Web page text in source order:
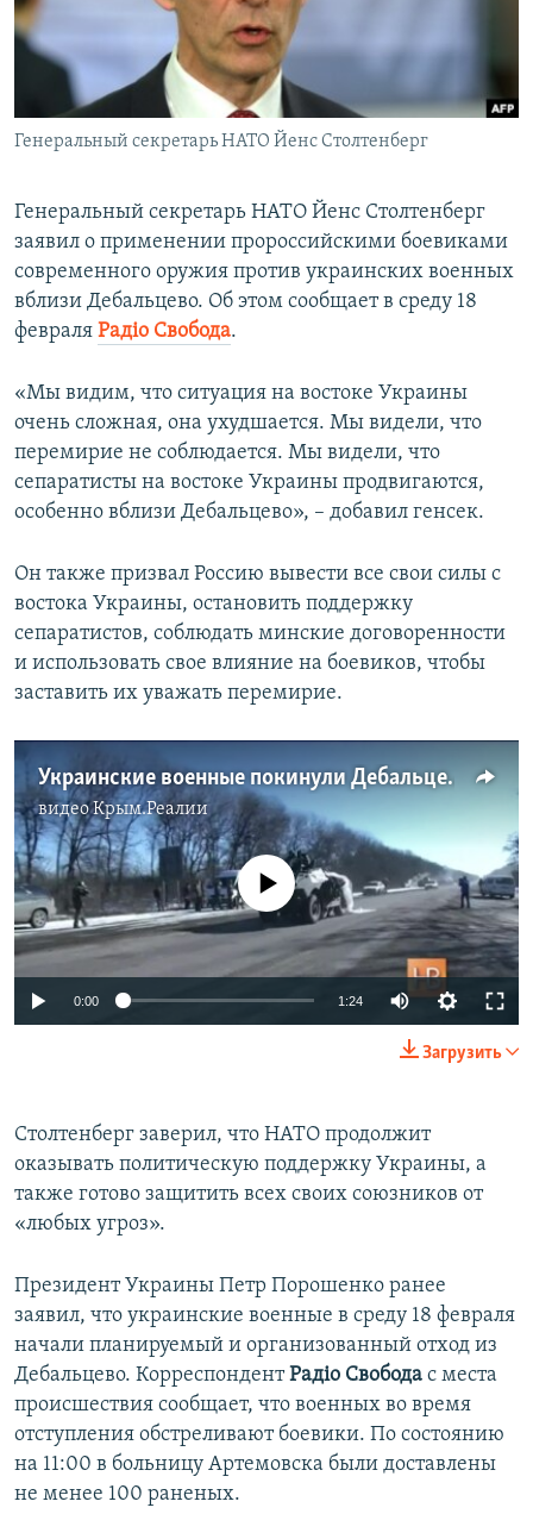
ПОБЕДИТЕЛЕЙ НЕ СУДЯТ?
КРЫМ.НЕПОКОРЕННЫЙ
ELIFBE
УКРАИНСКАЯ ПРОБЛЕМА КРЫМА
ПРИСОЕДИНЯЙТЕСЬ!
Генеральный секретарь НАТО Йенс Столтенберг
Генеральный секретарь НАТО Йенс Столтенберг
заявил о применении пророссийскими боевиками
современного оружия против украинских военных
вблизи Дебальцево. Об этом сообщает в среду 18
февраля Радіо Свобода.
«Мы видим, что ситуация на востоке Украины
очень сложная, она ухудшается. Мы видели, что
перемирие не соблюдается. Мы видели, что
сепаратисты на востоке Украины продвигаются,
особенно вблизи Дебальцево», – добавил генсек.
Он также призвал Россию вывести все свои силы с
востока Украины, остановить поддержку
сепаратистов, соблюдать минские договоренности
и использовать свое влияние на боевиков, чтобы
заставить их уважать перемирие.
Украинские военные покинули Дебальцево
видеоКрым.Реалии
No media source currently available
0:00 1:24
Загрузить
Столтенберг заверил, что НАТО продолжит
оказывать политическую поддержку Украины, а
также готово защитить всех своих союзников от
«любых угроз».
Президент Украины Петр Порошенко ранее
заявил, что украинские военные в среду 18 февраля
начали планируемый и организованный отход из
Дебальцево. КорреспондентРадіо Свобода с места
происшествия сообщает, что военных во время
отступления обстреливают боевики. По состоянию
на 11:00 в больницу Артемовска были доставлены
не менее 100 раненых.